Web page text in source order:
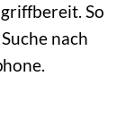
So
nach